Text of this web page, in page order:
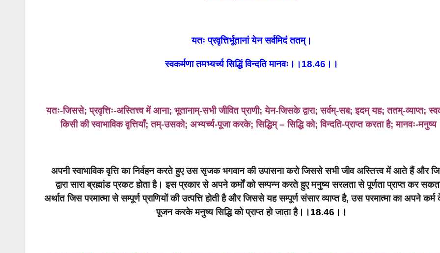
यतः प्रवृत्तिर्भूतानां येन सर्वमिदं ततम्।
स्वकर्मणा तमभ्यर्च्य सिद्धिं विन्दति मानवः।।18.46।।
यतः-जिससे; प्रवृत्तिः-अस्तित्त्व में आना; भूतानाम्-सभी जीवित प्राणी; येन-जिसके द्वारा; सर्वम्-सब; इदम् यह; ततम्-व्याप्त;
किसी की स्वाभाविक वृत्तियाँ; तम्-उसको; अभ्यर्च्य-पूजा करके; सिद्धिम् – सिद्धि को; विन्दति-प्राप्त करता है; मानवः-
अपनी स्वाभाविक वृत्ति का निर्वहन करते हुए उस सृजक भगवान की उपासना करो जिससे सभी जीव अस्तित्त्व में आते हैं और
द्वारा सारा ब्रह्मांड प्रकट होता है। इस प्रकार से अपने कर्मों को सम्पन्न करते हुए मनुष्य सरलता से पूर्णता प्राप्त कर
अर्थात जिस परमात्मा से सम्पूर्ण प्राणियों की उत्पत्ति होती है और जिससे यह सम्पूर्ण संसार व्याप्त है, उस परमात्मा का अपने कर्म के
पूजन करके मनुष्य सिद्धि को प्राप्त हो जाता है।।18.46।।